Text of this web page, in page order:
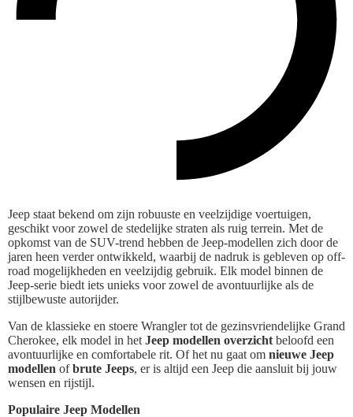
Jeep staat bekend om zijn robuuste en veelzijdige voertuigen,
geschikt voor zowel de stedelijke straten als ruig terrein. Met de
opkomst van de SUV-trend hebben de Jeep-modellen zich door de
jaren heen verder ontwikkeld, waarbij de nadruk is gebleven op off-
road mogelijkheden en veelzijdig gebruik. Elk model binnen de
Jeep-serie biedt iets unieks voor zowel de avontuurlijke als de
stijlbewuste autorijder.
Van de klassieke en stoere Wrangler tot de gezinsvriendelijke Grand
Cherokee, elk model in het Jeep modellen overzicht beloofd een
avontuurlijke en comfortabele rit. Of het nu gaat om nieuwe Jeep
modellen ofbrute Jeeps, er is altijd een Jeep die aansluit bij jouw
wensen en rijstijl.
Populaire Jeep Modellen